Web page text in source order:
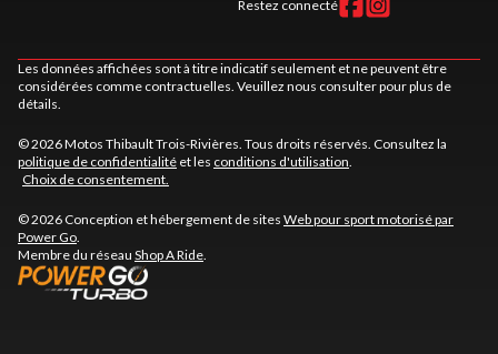
Restez connecté
Les données affichées sont à titre indicatif seulement et ne peuvent être
considérées comme contractuelles. Veuillez nous consulter pour plus de
détails.
© 2026 Motos Thibault Trois-Rivières. Tous droits réservés. Consultez la
politique de confidentialité et les conditions d'utilisation.
Choix de consentement.
© 2026 Conception et hébergement de sites Web pour sport motorisé par
Power Go.
Membre du réseau Shop A Ride.